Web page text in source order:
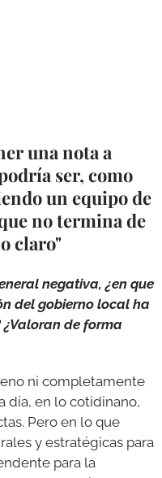
una nota a
ser, como
un equipo de
no termina de
claro"
negativa, ¿en que
del gobierno local ha
de forma
ni completamente
día, en lo cotidinano,
Pero en lo que
y estratégicas para
para la